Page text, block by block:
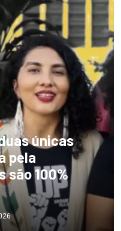
únicas
pela
são 100%